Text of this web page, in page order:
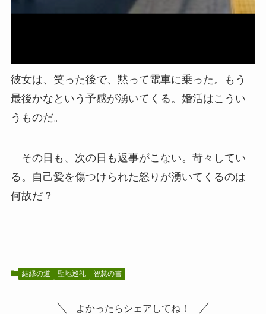
彼女は、笑った後で、黙って電車に乗った。もう
最後かなという予感が湧いてくる。婚活はこうい
うものだ。
その日も、次の日も返事がこない。苛々してい
る。自己愛を傷つけられた怒りが湧いてくるのは
何故だ？
結縁の道 聖地巡礼 智慧の書
よかったらシェアしてね！